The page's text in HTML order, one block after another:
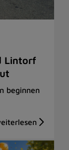
Lintorf
beginnen